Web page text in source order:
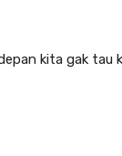
kita gak tau